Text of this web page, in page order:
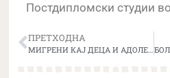
Постдипломски студии
ПРЕТХОДНА